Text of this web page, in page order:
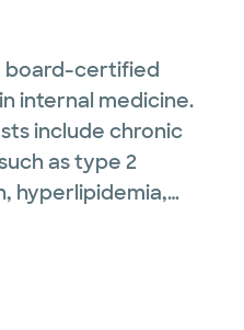
board-certified
internal medicine.
include chronic
as type 2
hyperlipidemia,
and anxiety,
reflux